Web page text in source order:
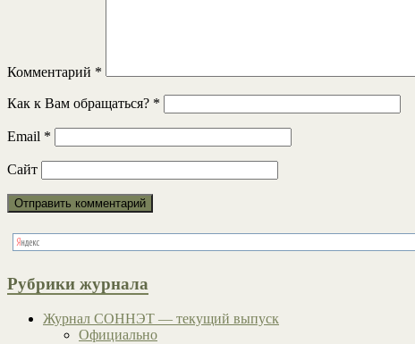
Комментарий *
Как к Вам обращаться? *
Email *
Сайт
Рубрики журнала
Журнал СОННЭТ — текущий выпуск
Официально